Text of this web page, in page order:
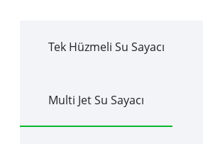
Tek Hüzmeli Su Sayacı
Multi Jet Su Sayacı